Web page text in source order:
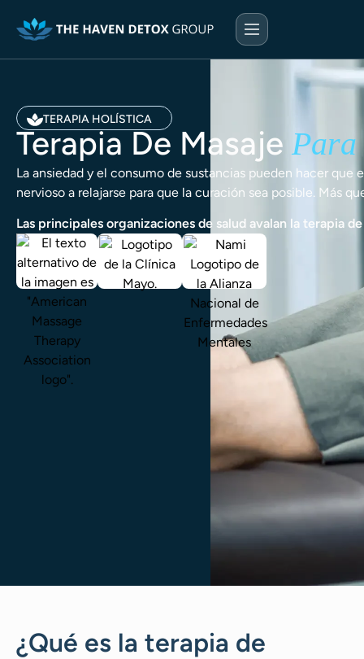
TERAPIA HOLÍSTICA
Terapia De Masaje Para
La ansiedad y el consumo de sustancias pueden hacer
nervioso a relajarse para que la curación sea posible. Más
Las principales organizaciones de salud avalan la terapia
¿Qué es la terapia de